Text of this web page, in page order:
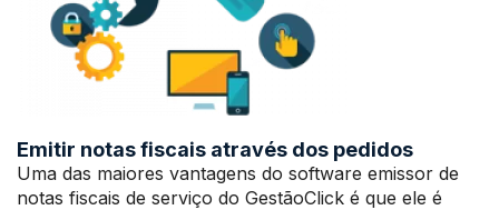
Emitir notas fiscais através dos pedidos
Uma das maiores vantagens do software emissor de
notas fiscais de serviço do GestãoClick é que ele é